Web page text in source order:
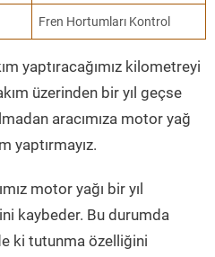
Fren Hortumları Kontrol
yaptıracağımız kilometreyi
üzerinden bir yıl geçse
aracımıza motor yağ
yaptırmayız.
motor yağı bir yıl
kaybeder. Bu durumda
ki tutunma özelliğini